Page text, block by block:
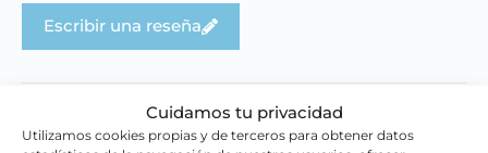
Cuidamos tu privacidad
Utilizamos cookies propias y de terceros para obtener datos
Escribir una reseña